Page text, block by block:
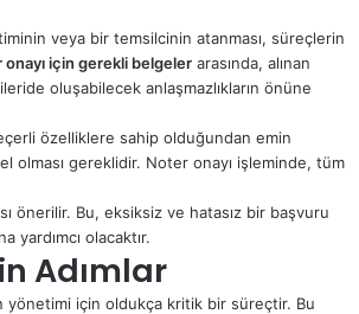
veya bir temsilcinin atanması, süreçlerin
için gerekli belgeler arasında, alınan
oluşabilecek anlaşmazlıkların önüne
özelliklere sahip olduğundan emin
olması gereklidir. Noter onayı işleminde, tüm
önerilir. Bu, eksiksiz ve hatasız bir başvuru
yardımcı olacaktır.
Adımlar
için oldukça kritik bir süreçtir. Bu